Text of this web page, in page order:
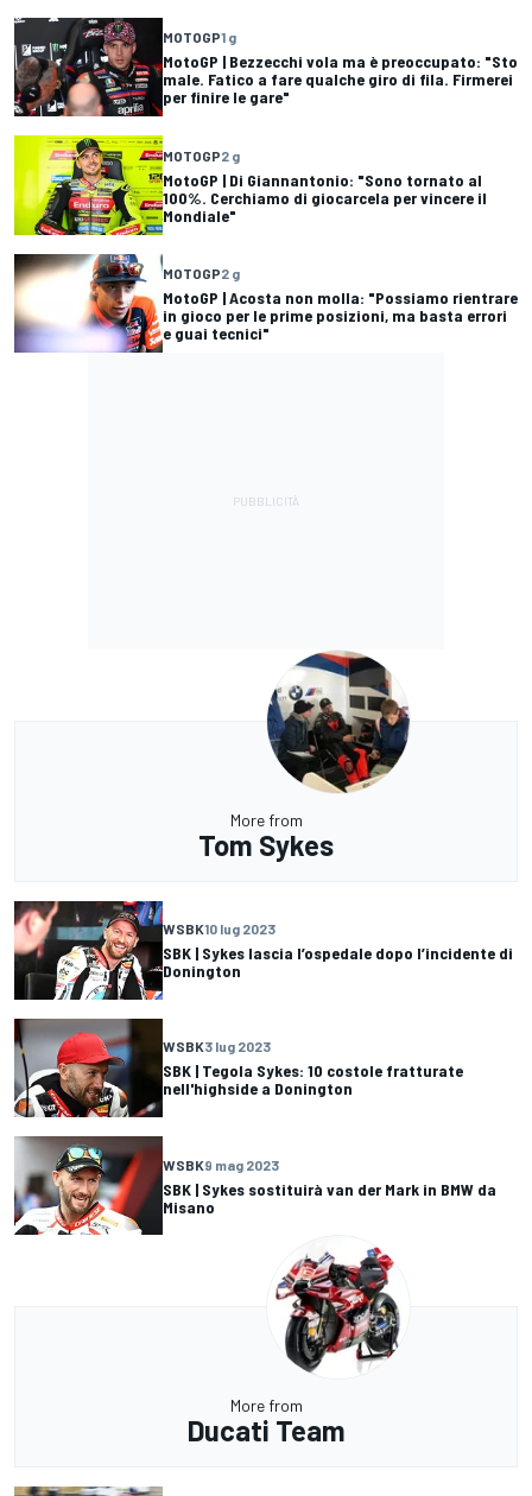
MOTOGP1 g
MotoGP | Bezzecchi vola ma è preoccupato: "Sto
male. Fatico a fare qualche giro di fila. Firmerei
per finire le gare"
MOTOGP2 g
MotoGP | Di Giannantonio: "Sono tornato al
100%. Cerchiamo di giocarcela per vincere il
Mondiale"
MOTOGP2 g
MotoGP | Acosta non molla: "Possiamo rientrare
in gioco per le prime posizioni, ma basta errori
e guai tecnici"
More from
Tom Sykes
WSBK10 lug 2023
SBK | Sykes lascia l’ospedale dopo l’incidente di
Donington
WSBK3 lug 2023
SBK | Tegola Sykes: 10 costole fratturate
nell'highside a Donington
WSBK9 mag 2023
SBK | Sykes sostituirà van der Mark in BMW da
Misano
More from
Ducati Team